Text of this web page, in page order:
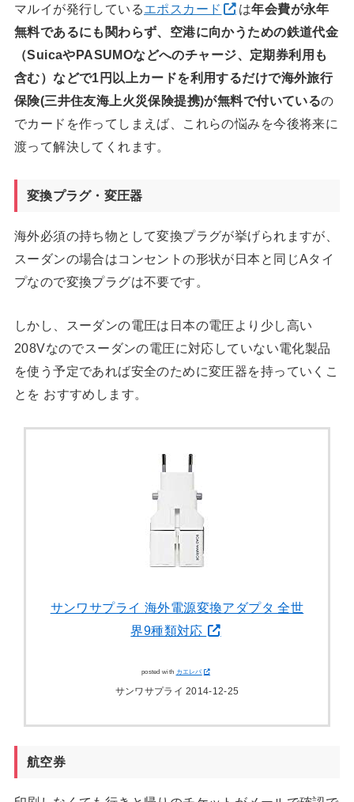
マルイが発行しているエポスカード は年会費が永年
無料であるにも関わらず、空港に向かうための鉄道代金
（SuicaやPASUMOなどへのチャージ、定期券利用も
含む）などで1円以上カードを利用するだけで海外旅行
保険(三井住友海上火災保険提携)が無料で付いているの
でカードを作ってしまえば、これらの悩みを今後将来に
渡って解決してくれます。
変換プラグ・変圧器
海外必須の持ち物として変換プラグが挙げられますが、
スーダンの場合はコンセントの形状が日本と同じAタイ
プなので変換プラグは不要です。
しかし、スーダンの電圧は日本の電圧より少し高い
208Vなのでスーダンの電圧に対応していない電化製品
を使う予定であれば安全のために変圧器を持っていくこ
とを おすすめします。
サンワサプライ 海外電源変換アダプタ 全世
界9種類対応
posted with カエレバ
サンワサプライ 2014-12-25
航空券